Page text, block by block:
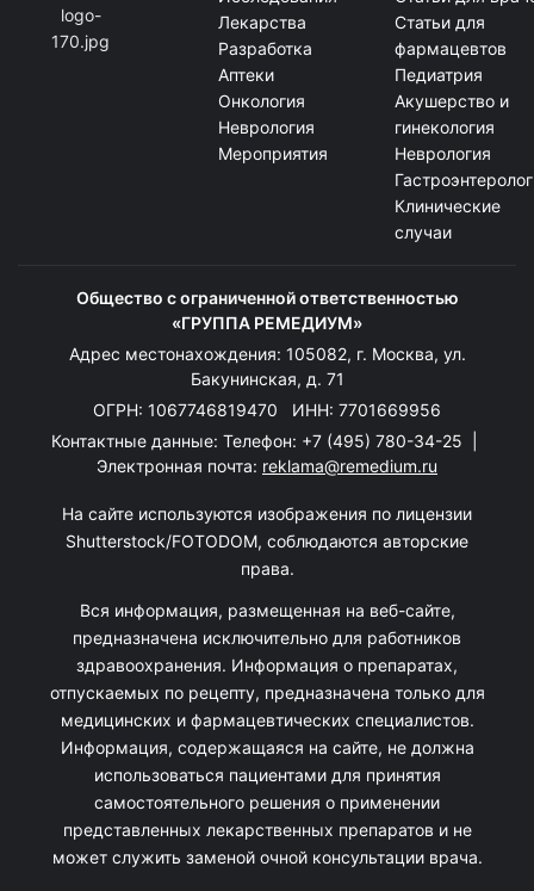
Лекарства
Разработка
Аптеки
Онкология
Неврология
Мероприятия
Статьи для
фармацевтов
Педиатрия
Акушерство и
гинекология
Неврология
Клинические
случаи
Общество с ограниченной ответственностью
«ГРУППА РЕМЕДИУМ»
Адрес местонахождения: 105082, г. Москва, ул.
Бакунинская, д. 71
ОГРН: 1067746819470 ИНН: 7701669956
Контактные данные: Телефон: +7 (495) 780-34-25
Электронная почта: reklama@remedium.ru
На сайте используются изображения по лицензии
Shutterstock/FOTODOM, соблюдаются авторские
права.
Вся информация, размещенная на веб-сайте,
предназначена исключительно для работников
здравоохранения. Информация о препаратах,
отпускаемых по рецепту, предназначена только для
медицинских и фармацевтических специалистов.
Информация, содержащаяся на сайте, не должна
использоваться пациентами для принятия
самостоятельного решения о применении
представленных лекарственных препаратов и не
может служить заменой очной консультации врача.